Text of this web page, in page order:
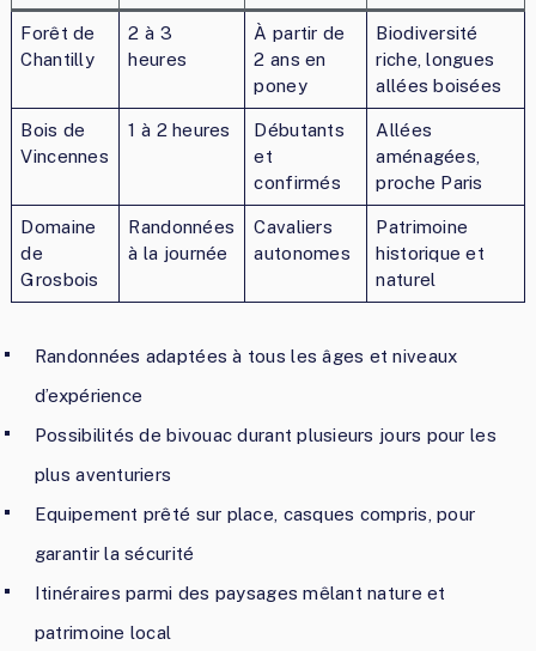
Forêt de
Chantilly
2 à 3
heures
À partir de
2 ans en
poney
Biodiversité
riche, longues
allées boisées
Bois de
Vincennes
1 à 2 heures
Débutants
et
confirmés
Allées
aménagées,
proche Paris
Domaine
de
Grosbois
Randonnées
à la journée
Cavaliers
autonomes
Patrimoine
historique et
naturel
Randonnées adaptées à tous les âges et niveaux
d’expérience
Possibilités de bivouac durant plusieurs jours pour les
plus aventuriers
Equipement prêté sur place, casques compris, pour
garantir la sécurité
Itinéraires parmi des paysages mêlant nature et
patrimoine local